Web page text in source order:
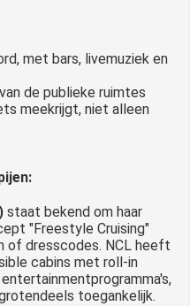
met bars, livemuziek en
de publieke ruimtes
meekrijgt, niet alleen
staat bekend om haar
"Freestyle Cruising"
dresscodes. NCL heeft
cabins met roll-in
toegankelijk.